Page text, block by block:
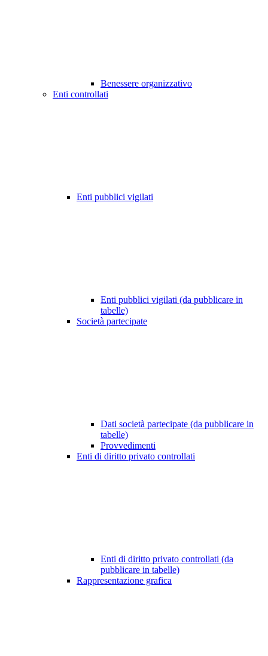
Benessere organizzativo
Enti controllati
Enti pubblici vigilati
Enti pubblici vigilati (da pubblicare in
tabelle)
Società partecipate
Dati società partecipate (da pubblicare in
tabelle)
Provvedimenti
Enti di diritto privato controllati
Enti di diritto privato controllati (da
pubblicare in tabelle)
Rappresentazione grafica